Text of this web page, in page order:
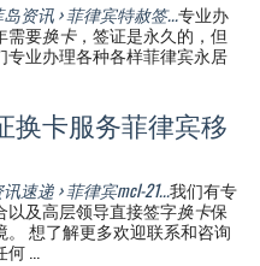
岛资讯 › 菲律宾特赦签...专业办
需要换卡，签证是永久的，但
专业办理各种各样菲律宾永居
换卡服务菲律宾移
讯速递 › 菲律宾mcl-21...我们有专
以及高层领导直接签字换卡保
想了解更多欢迎联系和咨询
...